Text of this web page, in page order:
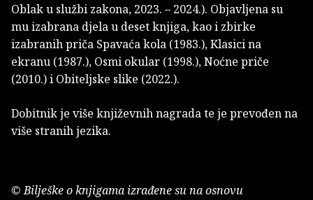
Oblak u službi zakona, 2023. – 2024.). Objavljena su
mu izabrana djela u deset knjiga, kao i zbirke
izabranih priča Spavaća kola (1983.), Klasici na
ekranu (1987.), Osmi okular (1998.), Noćne priče
(2010.) i Obiteljske slike (2022.).
Dobitnik je više književnih nagrada te je prevođen na
više stranih jezika.
© Bilješke o knjigama izrađene su na osnovu